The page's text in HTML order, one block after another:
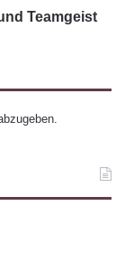
Teamgeist